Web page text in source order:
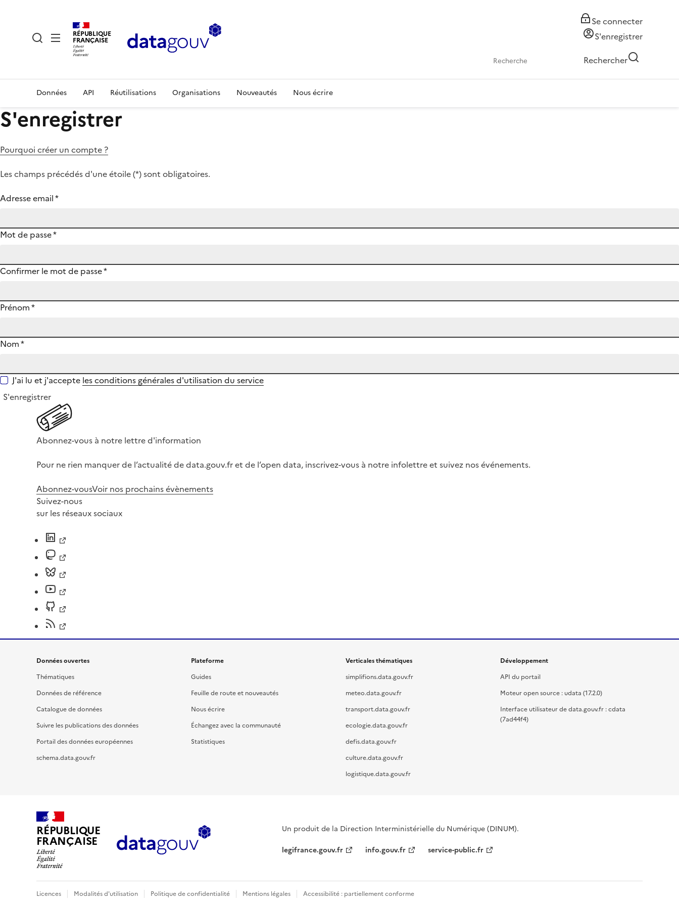
RÉPUBLIQUE
FRANÇAISE
Se connecter
S'enregistrer
Rechercher
Données API Réutilisations Organisations Nouveautés Nous écrire
S'enregistrer
Pourquoi créer un compte ?
Les champs précédés d'une étoile (*) sont obligatoires.
Adresse email*
Mot de passe*
Confirmer le mot de passe*
Prénom*
Nom*
J'ai lu et j'accepte les conditions générales d'utilisation du service
S'enregistrer
Abonnez-vous à notre lettre d'information
Pour ne rien manquer de l’actualité de data.gouv.fr et de l’open data, inscrivez-vous à notre infolettre et suivez nos événements.
Abonnez-vousVoir nos prochains évènements
Suivez-nous
sur les réseaux sociaux
Données ouvertes
Thématiques
Données de référence
Catalogue de données
Suivre les publications des données
Portail des données européennes
schema.data.gouv.fr
Plateforme
Guides
Feuille de route et nouveautés
Nous écrire
Échangez avec la communauté
Statistiques
Verticales thématiques
simplifions.data.gouv.fr
meteo.data.gouv.fr
transport.data.gouv.fr
ecologie.data.gouv.fr
defis.data.gouv.fr
culture.data.gouv.fr
logistique.data.gouv.fr
Développement
API du portail
Moteur open source : udata (17.2.0)
Interface utilisateur de data.gouv.fr : cdata
(7ad44f4)
RÉPUBLIQUE
FRANÇAISE
Un produit de la Direction Interministérielle du Numérique (DINUM).
legifrance.gouv.fr
info.gouv.fr service-public.fr
Licences Modalités d'utilisation Politique de confidentialité Mentions légales Accessibilité : partiellement conforme